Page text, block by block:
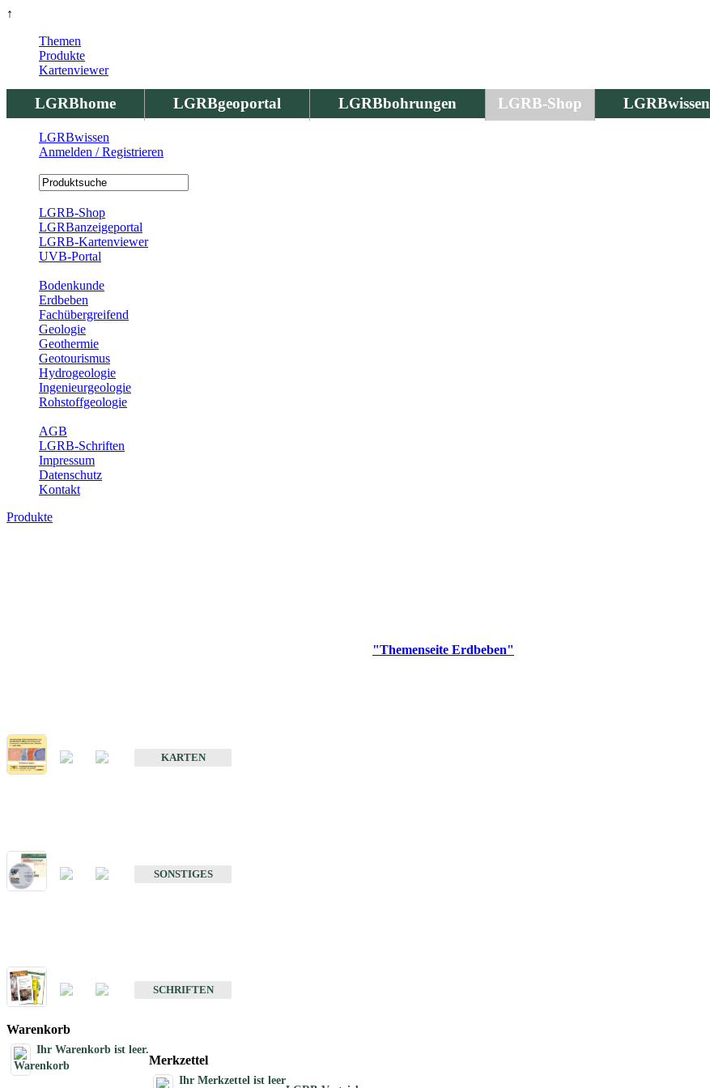
↑
LGRBhome LGRBgeoportal LGRBbohrungen LGRB-Shop LGRBwissen
Themen
Produkte
Kartenviewer
LGRBwissen
Anmelden / Registrieren
LGRB-Shop
LGRBanzeigeportal
LGRB-Kartenviewer
UVB-Portal
Bodenkunde
Erdbeben
Fachübergreifend
Geologie
Geothermie
Geotourismus
Hydrogeologie
Ingenieurgeologie
Rohstoffgeologie
AGB
LGRB-Schriften
Impressum
Datenschutz
Kontakt
Produkte
"Themenseite Erdbeben"
KARTEN
SONSTIGES
SCHRIFTEN
Warenkorb
Ihr Warenkorb ist leer.
Merkzettel
Ihr Merkzettel ist leer